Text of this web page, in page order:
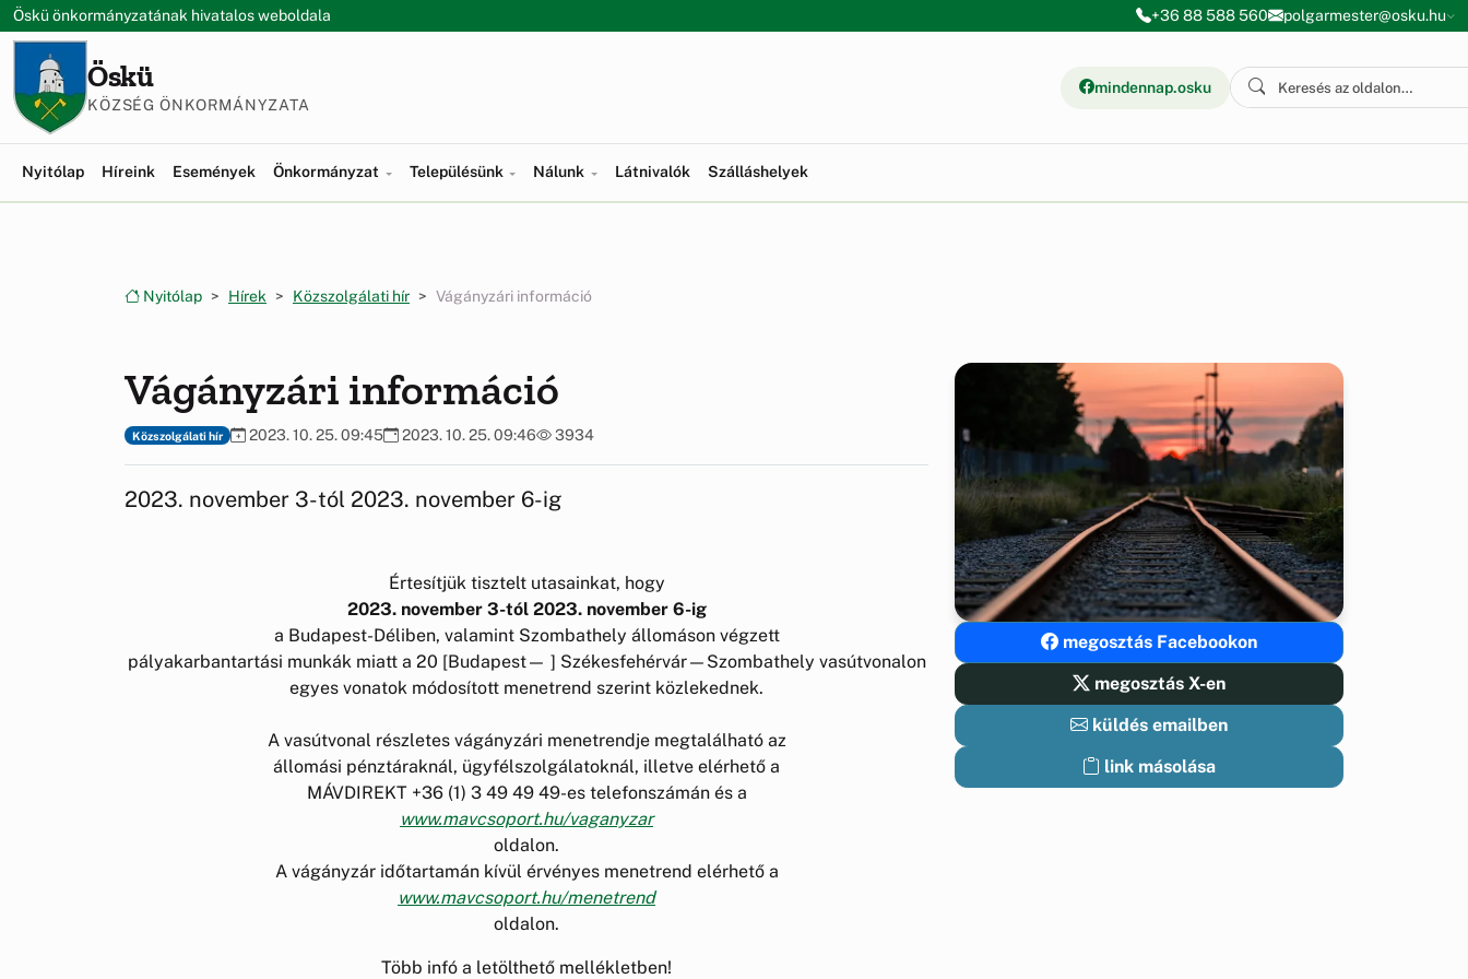
Ugrás a menüre
Ugrás a tartalomra
Öskü önkormányzatának hivatalos weboldala +36 88 588 560 polgarmester@osku.hu
Öskü
KÖZSÉG ÖNKORMÁNYZATA
mindennap.osku
Nyitólap Híreink Események Önkormányzat Településünk Nálunk Látnivalók Szálláshelyek
Nyitólap Hírek Közszolgálati hír Vágányzári információ
Vágányzári információ
Közszolgálati hír 2023. 10. 25. 09:45 2023. 10. 25. 09:46 3934
2023. november 3-tól 2023. november 6-ig
Értesítjük tisztelt utasainkat, hogy
2023. november 3-tól 2023. november 6-ig
a Budapest-Déliben, valamint Szombathely állomáson végzett
pályakarbantartási munkák miatt a 20 [Budapest— ] Székesfehérvár—Szombathely vasútvonalon
egyes vonatok módosított menetrend szerint közlekednek.
A vasútvonal részletes vágányzári menetrendje megtalálható az
állomási pénztáraknál, ügyfélszolgálatoknál, illetve elérhető a
MÁVDIREKT +36 (1) 3 49 49 49-es telefonszámán és a
www.mavcsoport.hu/vaganyzar
oldalon.
A vágányzár időtartamán kívül érvényes menetrend elérhető a
www.mavcsoport.hu/menetrend
oldalon.
Több infó a letölthető mellékletben!
megosztás Facebookon
megosztás X-en
küldés emailben
link másolása